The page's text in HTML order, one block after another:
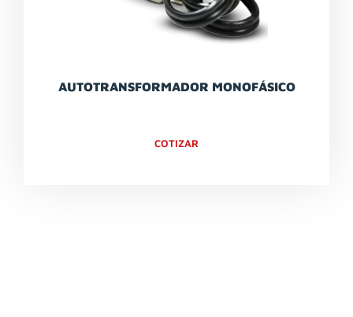
AUTOTRANSFORMADOR MONOFÁSICO
COTIZAR